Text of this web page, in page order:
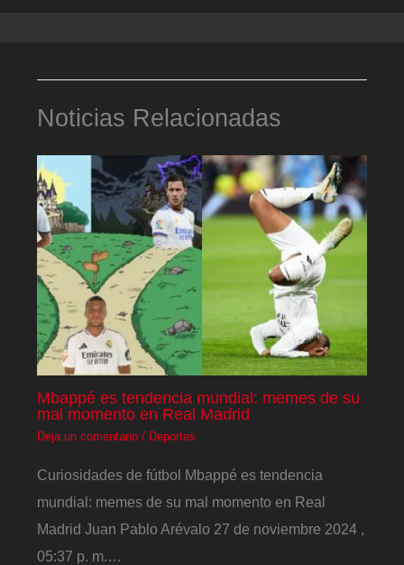
Noticias Relacionadas
Mbappé es tendencia mundial: memes de su
mal momento en Real Madrid
Deja un comentario / Deportes
Curiosidades de fútbol Mbappé es tendencia
mundial: memes de su mal momento en Real
Madrid Juan Pablo Arévalo 27 de noviembre 2024 ,
05:37 p. m.…